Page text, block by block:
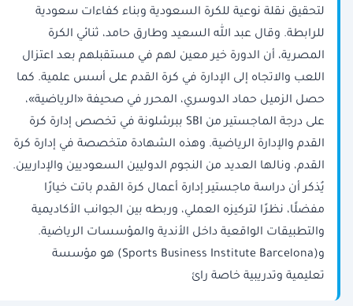
لتحقيق نقلة نوعية للكرة السعودية وبناء كفاءات سعودية
للرابطة. وقال عبد الله السعيد وطارق حامد، ثنائي الكرة
المصرية، أن الدورة خير معين لهم في مستقبلهم بعد اعتزال
اللعب والاتجاه إلى الإدارة في كرة القدم على أسس علمية. كما
حصل الزميل حماد الدوسري، المحرر في صحيفة «الرياضية»،
على درجة الماجستير من SBI ببرشلونة في تخصص إدارة كرة
القدم والإدارة الرياضية. وهذه الشهادة متخصصة في إدارة كرة
القدم، ونالها العديد من النجوم الدوليين السعوديين والإداريين.
يُذكر أن دراسة ماجستير إدارة أعمال كرة القدم باتت خيارًا
مفضلًا، نظرًا لتركيزه العملي، وربطه بين الجوانب الأكاديمية
والتطبيقات الواقعية داخل الأندية والمؤسسات الرياضية.
و(Sports Business Institute Barcelona) هو مؤسسة
تعليمية وتدريبية خاصة رائ